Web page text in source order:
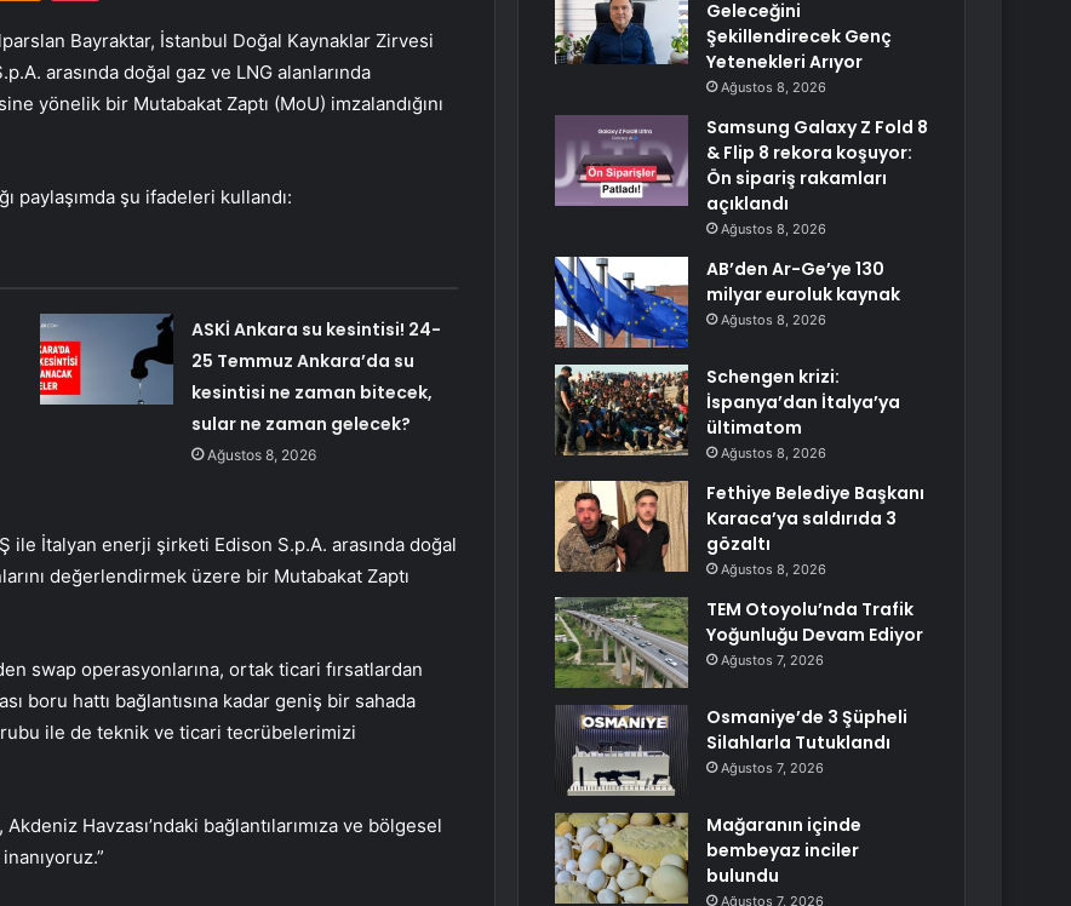
Bayraktar, İstanbul Doğal Kaynaklar Zirvesi
arasında doğal gaz ve LNG alanlarında
yönelik bir Mutabakat Zaptı (MoU) imzalandığını
paylaşımda şu ifadeleri kullandı:
ASKİ Ankara su kesintisi! 24-
25 Temmuz Ankara’da su
kesintisi ne zaman bitecek,
sular ne zaman gelecek?
Ağustos 8, 2026
ile İtalyan enerji şirketi Edison S.p.A. arasında doğal
değerlendirmek üzere bir Mutabakat Zaptı
swap operasyonlarına, ortak ticari fırsatlardan
boru hattı bağlantısına kadar geniş bir sahada
ile de teknik ve ticari tecrübelerimizi
Havzası’ndaki bağlantılarımıza ve bölgesel
Geleceğini
Şekillendirecek Genç
Yetenekleri Arıyor
Ağustos 8, 2026
Samsung Galaxy Z Fold 8
& Flip 8 rekora koşuyor:
Ön sipariş rakamları
açıklandı
Ağustos 8, 2026
AB’den Ar-Ge’ye 130
milyar euroluk kaynak
Ağustos 8, 2026
Schengen krizi:
İspanya’dan İtalya’ya
ültimatom
Ağustos 8, 2026
Fethiye Belediye Başkanı
Karaca’ya saldırıda 3
gözaltı
Ağustos 8, 2026
TEM Otoyolu’nda Trafik
Yoğunluğu Devam Ediyor
Ağustos 7, 2026
Osmaniye’de 3 Şüpheli
Silahlarla Tutuklandı
Ağustos 7, 2026
Mağaranın içinde
bembeyaz inciler
bulundu
Ağustos 7, 2026